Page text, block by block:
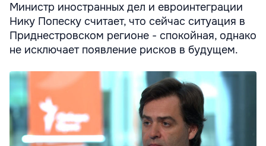
Министр иностранных дел и евроинтеграции
Нику Попеску считает, что сейчас ситуация в
Приднестровском регионе - спокойная, однако
не исключает появление рисков в будущем.